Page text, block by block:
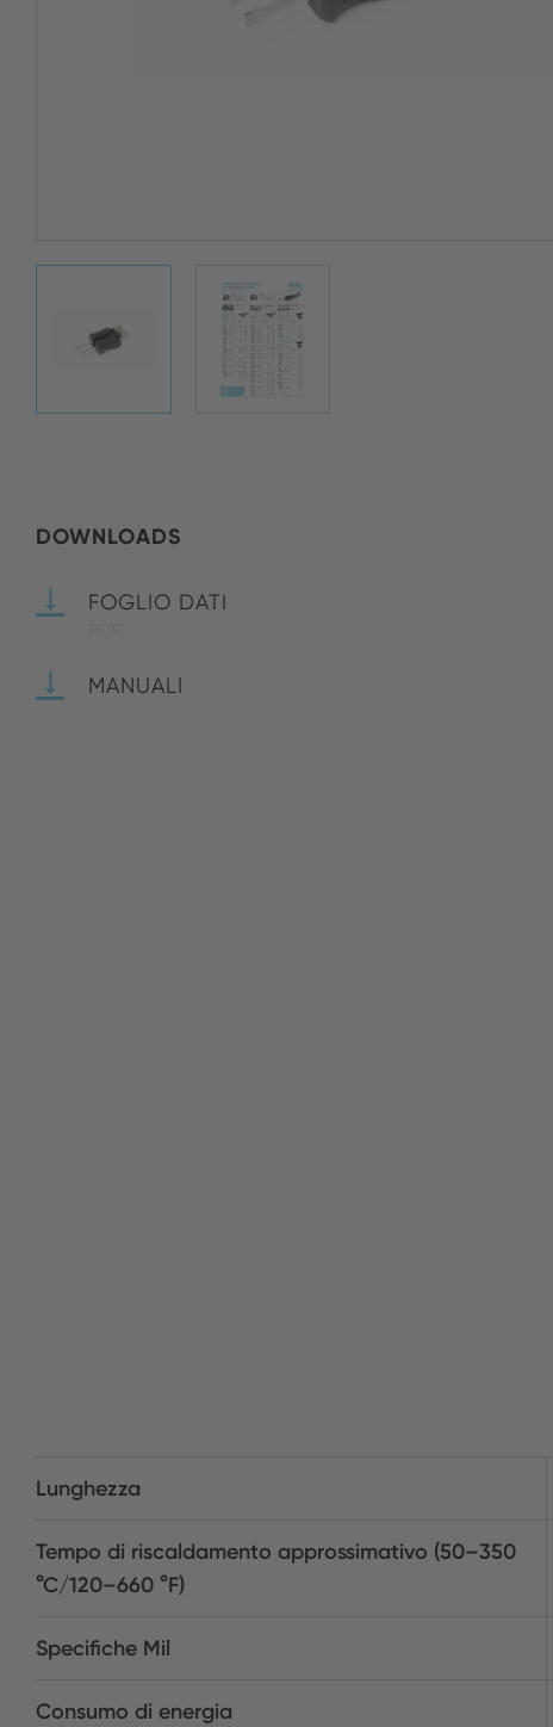
DOWNLOADS
FOGLIO DATI
MANUALI
Lunghezza
Tempo di riscaldamento approssimativo (50–350
°C/120–660 °F)
Specifiche Mil
Consumo di energia